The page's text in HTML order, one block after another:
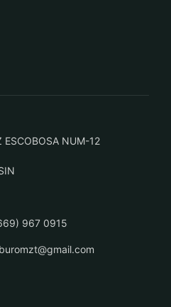
ESCOBOSA NUM-12
967 0915